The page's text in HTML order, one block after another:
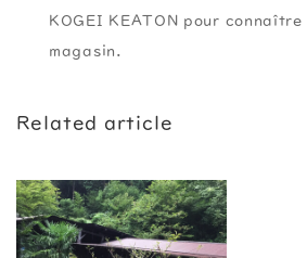
KOGEI KEATON pour
magasin.
Related article